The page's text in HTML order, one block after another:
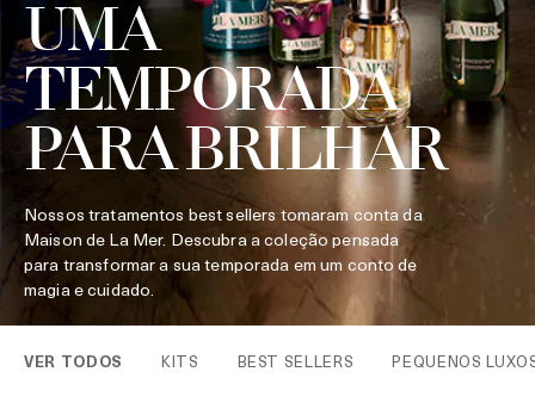
UMA
TEMPORADA
PARA BRILHAR
Nossos tratamentos best sellers tomaram conta da
Maison de La Mer. Descubra a coleção pensada
para transformar a sua temporada em um conto de
magia e cuidado.
VER TODOS KITS BEST SELLERS PEQUENOS